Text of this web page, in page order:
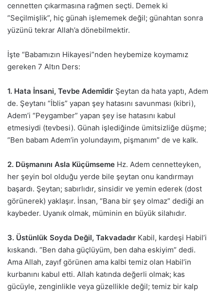
cennetten çıkarmasına rağmen seçti. Demek ki
“Seçilmişlik”, hiç günah işlememek değil; günahtan sonra
yüzünü tekrar Allah’a dönebilmektir.
İşte “Babamızın Hikayesi”nden heybemize koymamız
gereken 7 Altın Ders:
1. Hata İnsani, Tevbe Ademîdir Şeytan da hata yaptı, Adem
de. Şeytanı “İblis” yapan şey hatasını savunması (kibri),
Adem’i “Peygamber” yapan şey ise hatasını kabul
etmesiydi (tevbesi). Günah işlediğinde ümitsizliğe düşme;
“Ben babam Adem’in yolundayım, pişmanım” de ve kalk.
2. Düşmanını Asla Küçümseme Hz. Adem cennetteyken,
her şeyin bol olduğu yerde bile şeytan onu kandırmayı
başardı. Şeytan; sabırlıdır, sinsidir ve yemin ederek (dost
görünerek) yaklaşır. İnsan, “Bana bir şey olmaz” dediği an
kaybeder. Uyanık olmak, müminin en büyük silahıdır.
3. Üstünlük Soyda Değil, Takvadadır Kabil, kardeşi Habil’i
kıskandı. “Ben daha güçlüyüm, ben daha eskiyim” dedi.
Ama Allah, zayıf görünen ama kalbi temiz olan Habil’in
kurbanını kabul etti. Allah katında değerli olmak; kas
gücüyle, zenginlikle veya güzellikle değil; temiz bir kalp